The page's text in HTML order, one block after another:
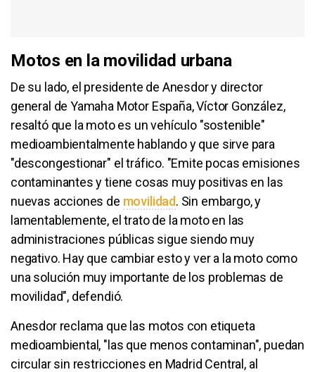
Motos en la movilidad urbana
De su lado, el presidente de Anesdor y director
general de Yamaha Motor España, Víctor González,
resaltó que la moto es un vehículo "sostenible"
medioambientalmente hablando y que sirve para
"descongestionar" el tráfico. "Emite pocas emisiones
contaminantes y tiene cosas muy positivas en las
nuevas acciones de movilidad. Sin embargo, y
lamentablemente, el trato de la moto en las
administraciones públicas sigue siendo muy
negativo. Hay que cambiar esto y ver a la moto como
una solución muy importante de los problemas de
movilidad", defendió.
Anesdor reclama que las motos con etiqueta
medioambiental, "las que menos contaminan", puedan
circular sin restricciones en Madrid Central, al